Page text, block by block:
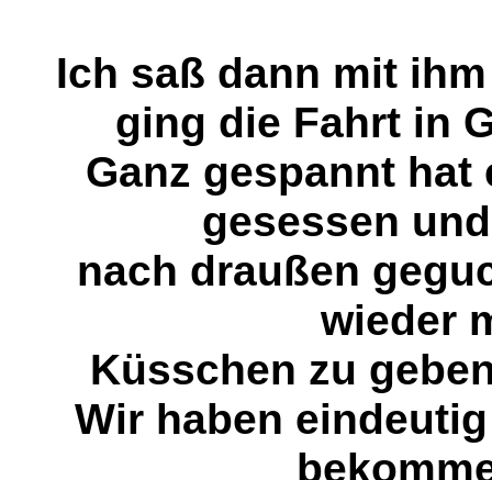
Ich saß dann mit
ging die Fahrt in
Ganz gespannt
gesessen
nach draußen
wieder
Küsschen zu
Wir haben